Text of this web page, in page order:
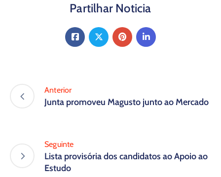
Partilhar Noticia
Anterior
Junta promoveu Magusto junto ao Mercado
Seguinte
Lista provisória dos candidatos ao Apoio ao
Estudo